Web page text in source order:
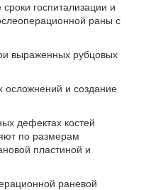
госпитализации и
раны с
выраженных рубцовых
осложнений и создание
дефектах костей
по размерам
пластиной и
раневой